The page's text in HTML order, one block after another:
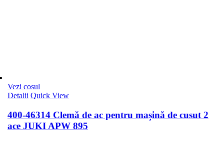
Vezi cosul
Detalii Quick View
400-46314 Clemă de ac pentru mașină de cusut 2
ace JUKI APW 895